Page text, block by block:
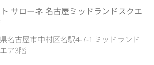
サローネ 名古屋ミッドランドスクエ
名古屋市中村区名駅4-7-1 ミッドランド
ア3階